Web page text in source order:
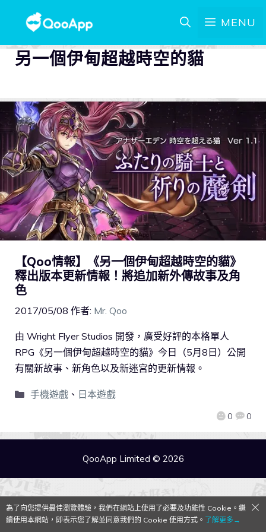
MENU
另一個伊甸超越時空的貓
【Qoo情報】《另一個伊甸超越時空的貓》
釋出版本更新情報！將追加新外傳故事及角
色
2017/05/08 作者: Mr. Qoo
0 0
由 Wright Flyer Studios 開發，廣受好評的本格單人
RPG《另一個伊甸超越時空的貓》今日（5月8日）公開
有關新故事、新角色以及新迷宮的更新情報。
手機遊戲、 日本遊戲
QooApp Limited © 2026
為了向您提供最佳瀏覽體驗，我們在網站上使用了必要及功能性 Cookie。繼
續使用本網站，即表示您了解並同意我們的 Cookie 使用方式。 了解更多→